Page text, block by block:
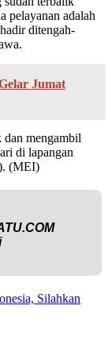
pelayanan adalah
ditengah-
Jumat
mengambil
di lapangan
(MEI)
Silahkan